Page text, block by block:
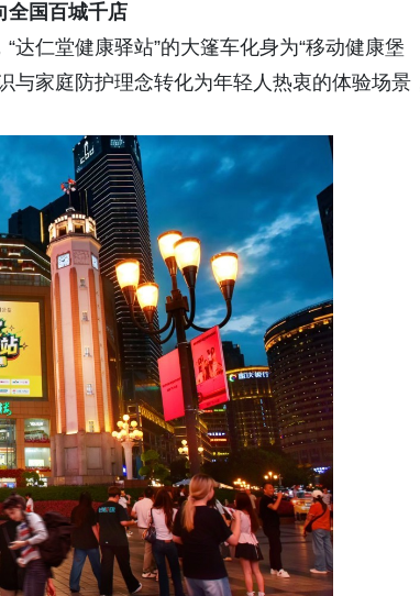
全国百城千店
仁堂健康驿站”的大篷车化身为“移动健康堡
家庭防护理念转化为年轻人热衷的体验场景